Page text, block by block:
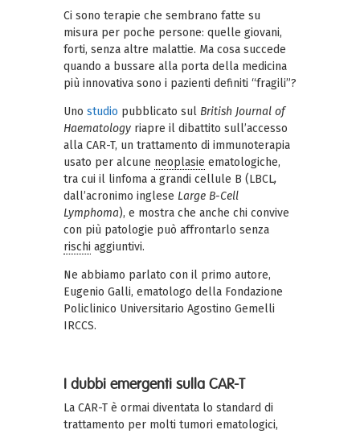
Ci sono terapie che sembrano fatte su
misura per poche persone: quelle giovani,
forti, senza altre malattie. Ma cosa succede
quando a bussare alla porta della medicina
più innovativa sono i pazienti definiti “fragili”?
Uno studio pubblicato sul British Journal of
Haematology riapre il dibattito sull’accesso
alla CAR-T, un trattamento di immunoterapia
usato per alcune neoplasie ematologiche,
tra cui il linfoma a grandi cellule B (LBCL,
dall’acronimo inglese Large B-Cell
Lymphoma), e mostra che anche chi convive
con più patologie può affrontarlo senza
rischi aggiuntivi.
Ne abbiamo parlato con il primo autore,
Eugenio Galli, ematologo della Fondazione
Policlinico Universitario Agostino Gemelli
IRCCS.
I dubbi emergenti sulla CAR-T
La CAR-T è ormai diventata lo standard di
trattamento per molti tumori ematologici,